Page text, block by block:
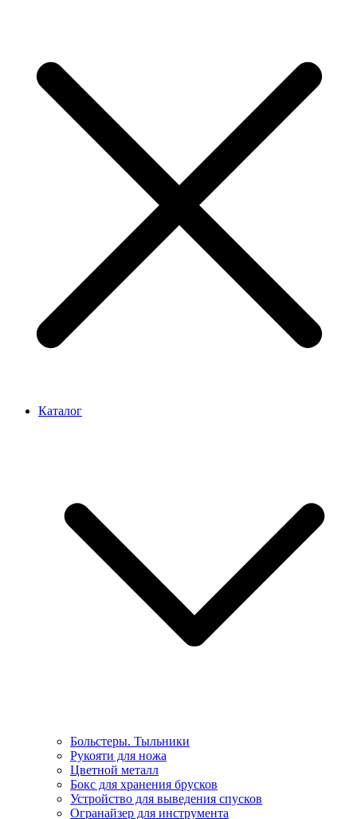
Каталог
Больстеры. Тыльники
Рукояти для ножа
Цветной металл
Бокс для хранения брусков
Устройство для выведения спусков
Огранайзер для инструмента